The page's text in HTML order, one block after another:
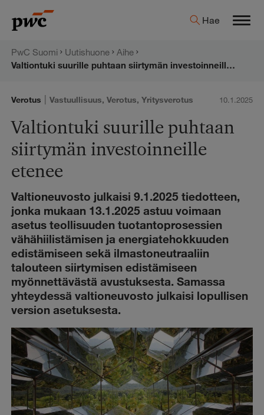
sisältöön
PwC:n
Hae
PwC Suomi Uutishuone
Aihe
Valtiontuki suurille puhtaan siirtymän investoinneille etenee
Verotus | Vastuullisuus,Verotus,Yritysverotus 10.1.2025
Valtiontuki suurille puhtaan
siirtymän investoinneille
etenee
Valtioneuvosto julkaisi 9.1.2025 tiedotteen,
jonka mukaan 13.1.2025 astuu voimaan
asetus teollisuuden tuotantoprosessien
vähähiilistämisen ja energiatehokkuuden
edistämiseen sekä ilmastoneutraaliin
talouteen siirtymisen edistämiseen
myönnettävästä avustuksesta. Samassa
yhteydessä valtioneuvosto julkaisi lopullisen
version asetuksesta.